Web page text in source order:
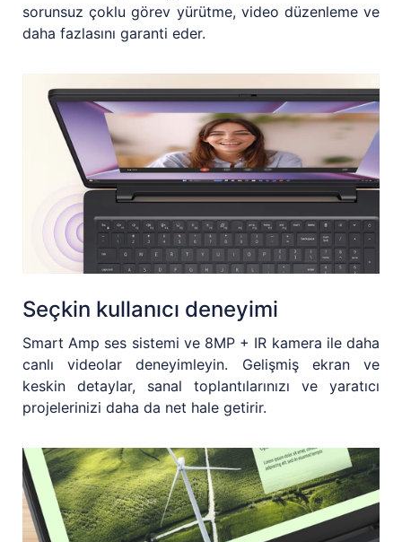
sorunsuz çoklu görev yürütme, video düzenleme ve
daha fazlasını garanti eder.
Seçkin kullanıcı deneyimi
Smart Amp ses sistemi ve 8MP + IR kamera ile daha
canlı videolar deneyimleyin. Gelişmiş ekran ve
keskin detaylar, sanal toplantılarınızı ve yaratıcı
projelerinizi daha da net hale getirir.